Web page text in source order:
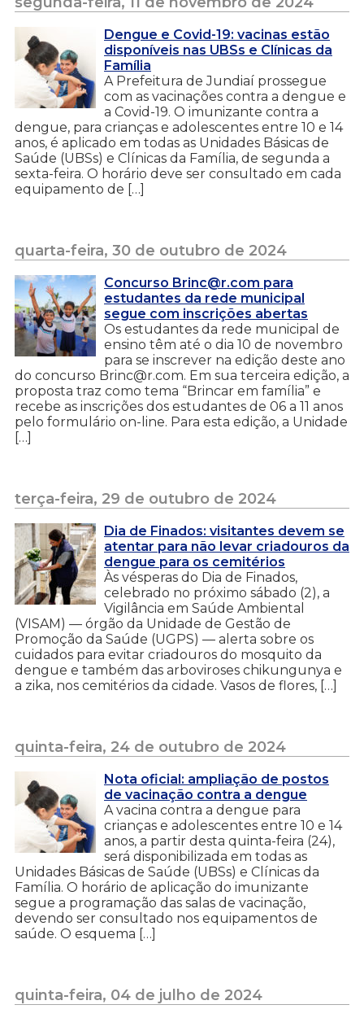
Dengue e Covid-19: vacinas estão
disponíveis nas UBSs e Clínicas da
Família
A Prefeitura de Jundiaí prossegue
com as vacinações contra a dengue e
a Covid-19. O imunizante contra a
dengue, para crianças e adolescentes entre 10 e 14
anos, é aplicado em todas as Unidades Básicas de
Saúde (UBSs) e Clínicas da Família, de segunda a
sexta-feira. O horário deve ser consultado em cada
equipamento de […]
quarta-feira, 30 de outubro de 2024
Concurso Brinc@r.com para
estudantes da rede municipal
segue com inscrições abertas
Os estudantes da rede municipal de
ensino têm até o dia 10 de novembro
para se inscrever na edição deste ano
do concurso Brinc@r.com. Em sua terceira edição, a
proposta traz como tema “Brincar em família” e
recebe as inscrições dos estudantes de 06 a 11 anos
pelo formulário on-line. Para esta edição, a Unidade
[…]
terça-feira, 29 de outubro de 2024
Dia de Finados: visitantes devem se
atentar para não levar criadouros da
dengue para os cemitérios
Às vésperas do Dia de Finados,
celebrado no próximo sábado (2), a
Vigilância em Saúde Ambiental
(VISAM) — órgão da Unidade de Gestão de
Promoção da Saúde (UGPS) — alerta sobre os
cuidados para evitar criadouros do mosquito da
dengue e também das arboviroses chikungunya e
a zika, nos cemitérios da cidade. Vasos de flores, […]
quinta-feira, 24 de outubro de 2024
Nota oficial: ampliação de postos
de vacinação contra a dengue
A vacina contra a dengue para
crianças e adolescentes entre 10 e 14
anos, a partir desta quinta-feira (24),
será disponibilizada em todas as
Unidades Básicas de Saúde (UBSs) e Clínicas da
Família. O horário de aplicação do imunizante
segue a programação das salas de vacinação,
devendo ser consultado nos equipamentos de
saúde. O esquema […]
quinta-feira, 04 de julho de 2024